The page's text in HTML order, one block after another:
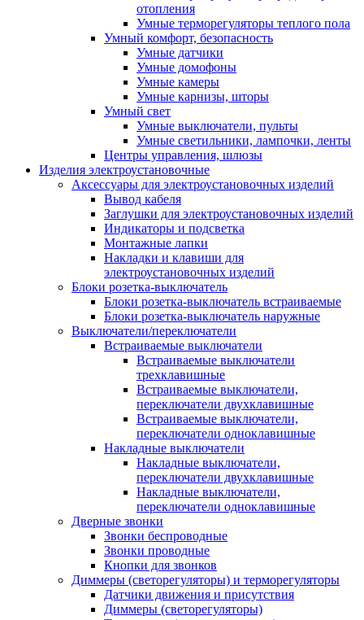
отопления
Умные терморегуляторы теплого пола
Умный комфорт, безопасность
Умные датчики
Умные домофоны
Умные камеры
Умные карнизы, шторы
Умный свет
Умные выключатели, пульты
Умные светильники, лампочки, ленты
Центры управления, шлюзы
Изделия электроустановочные
Аксессуары для электроустановочных изделий
Вывод кабеля
Заглушки для электроустановочных изделий
Индикаторы и подсветка
Монтажные лапки
Накладки и клавиши для
электроустановочных изделий
Блоки розетка-выключатель
Блоки розетка-выключатель встраиваемые
Блоки розетка-выключатель наружные
Выключатели/переключатели
Встраиваемые выключатели
Встраиваемые выключатели
трехклавишные
Встраиваемые выключатели,
переключатели двухклавишные
Встраиваемые выключатели,
переключатели одноклавишные
Накладные выключатели
Накладные выключатели,
переключатели двухклавишные
Накладные выключатели,
переключатели одноклавишные
Дверные звонки
Звонки беспроводные
Звонки проводные
Кнопки для звонков
Диммеры (светорегуляторы) и терморегуляторы
Датчики движения и присутствия
Диммеры (светорегуляторы)